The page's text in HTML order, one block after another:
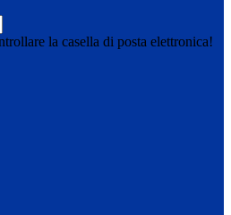
la casella di posta elettronica!